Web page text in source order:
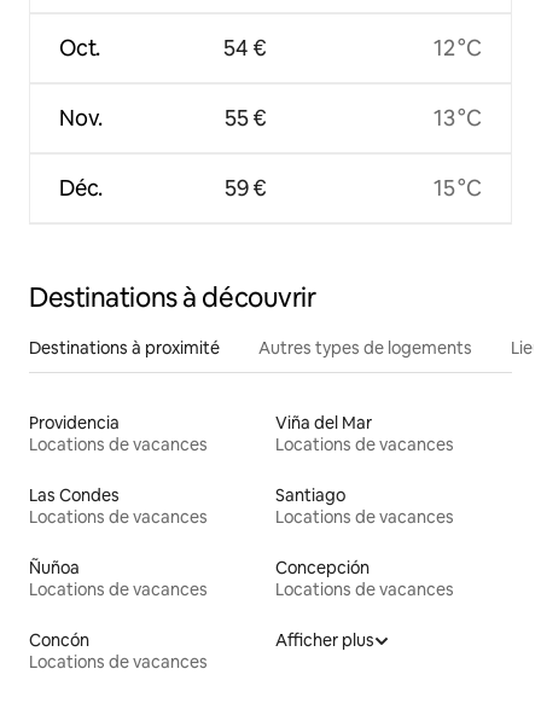
Oct.
Nov.
Déc.
54 €
55 €
59 €
12 °C
13 °C
15 °C
Destinations à découvrir
Destinations à proximité Autres types de logements
Providencia
Locations de vacances
Viña del Mar
Locations de vacances
Las Condes
Locations de vacances
Santiago
Locations de vacances
Ñuñoa
Locations de vacances
Concepción
Locations de vacances
Concón
Locations de vacances
Afficher plus